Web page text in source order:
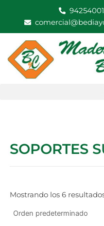
SOPORTES
Mostrando los 6